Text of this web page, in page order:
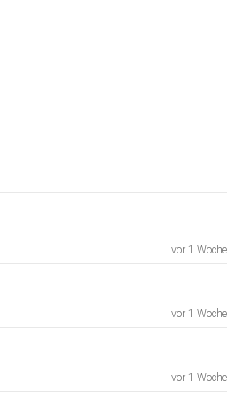
vor 1 Woche
vor 1 Woche
vor 1 Woche